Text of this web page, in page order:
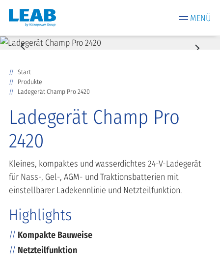
MENÜ
Start
Produkte
Ladegerät Champ Pro 2420
Ladegerät Champ Pro
2420
Kleines, kompaktes und wasserdichtes 24-V-Ladegerät
für Nass-, Gel-, AGM- und Traktionsbatterien mit
einstellbarer Ladekennlinie und Netzteilfunktion.
Highlights
Kompakte Bauweise
Netzteilfunktion